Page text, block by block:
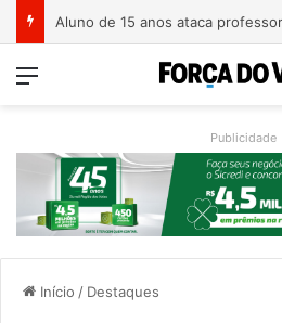
Menu
Publicidade
Início / Destaques